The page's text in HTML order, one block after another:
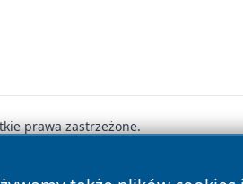
prawa zastrzeżone.